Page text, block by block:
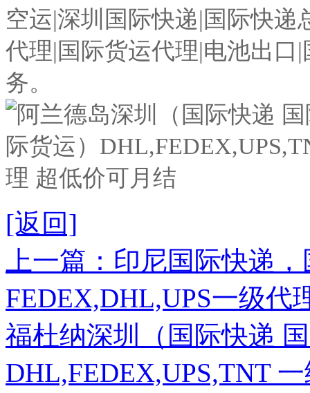
空运|深圳国际快递|国际快
代理|国际货运代理|电池出口
务。
[返回]
上一篇：印尼国际快递
FEDEX,DHL,UPS一级代
福杜纳深圳（国际快递
DHL,FEDEX,UPS,TNT